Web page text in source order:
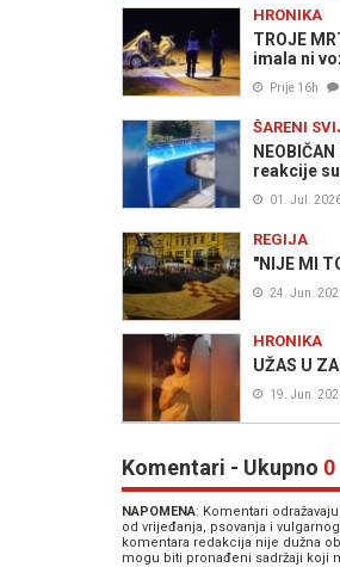
HRONIKA
TROJE
imala ni
Prije 16h
ŠARENI
reakcije
01. Jul.
REGIJA
"NIJE MI
24. Jun.
HRONIKA
UŽAS U
19. Jun.
Komentari - Ukupno 0
NAPOMENA: Komentari
od vrijeđanja, psovanja i
komentara redakcija nije dužna
mogu biti pronađeni sadržaji koji